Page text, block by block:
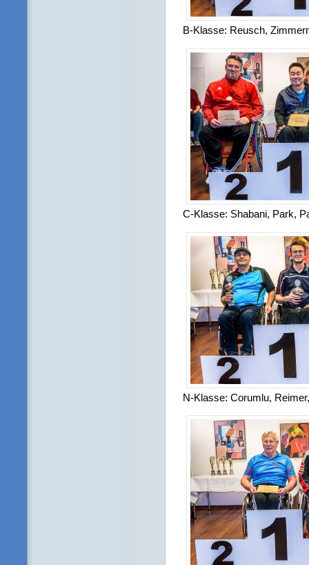
B-Klasse: Reusch,
C-Klasse: Shabani, Park,
N-Klasse: Corumlu,